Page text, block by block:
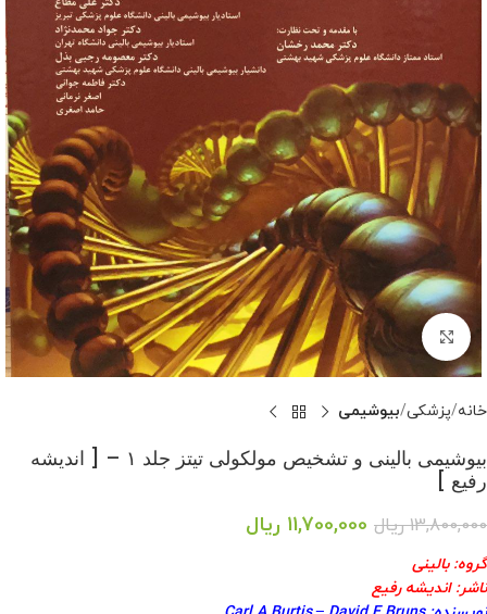
بزرگنمایی تصویر
خانه پزشکی بیوشیمی
بیوشیمی بالینی و تشخیص مولکولی تیتز جلد ۱ – [ اندیشه
رفیع ]
13,800,000 ریال 11,700,000 ریال
گروه: بالینی
ناشر: اندیشه رفیع